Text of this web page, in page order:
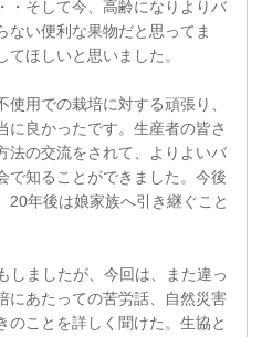
・そして今、高齢になりよりバ
ない便利な果物だと思ってま
ほしいと思いました。
用での栽培に対する頑張り、
に良かったです。生産者の皆さ
法の交流をされて、よりよいバ
で知ることができました。今後
20年後は娘家族へ引き継ぐこと
しましたが、今回は、また違っ
にあたっての苦労話、自然災害
のことを詳しく聞けた。生協と